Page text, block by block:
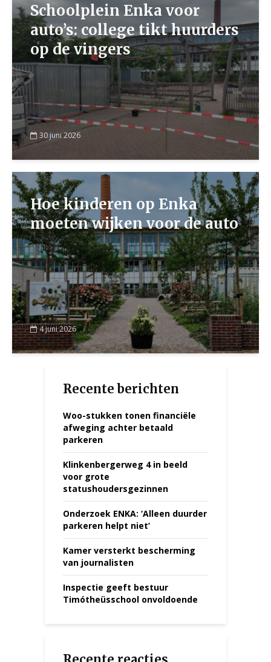
Schoolplein Enka voor
auto’s: college tikt huurders
op de vingers
30 juni 2026
Hoe kinderen op Enka
moeten wijken voor de auto
4 juni 2026
Recente berichten
Woo-stukken tonen financiële
afweging achter betaald
parkeren
Klinkenbergerweg 4 in beeld
voor grote
statushoudersgezinnen
Onderzoek ENKA: ‘Alleen duurder
parkeren helpt niet’
Kamer versterkt bescherming
van journalisten
Inspectie geeft bestuur
Timótheüsschool onvoldoende